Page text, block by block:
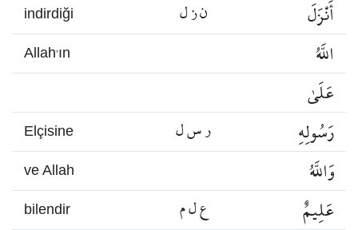
indirdiği ن ز ل أَنْزَلَ
Allah’ın
اللَّهُ
عَلَىٰ
Elçisine ر س ل رَسُولِهِ
ve Allah وَاللَّهُ
bilendir ع ل م عَلِيمٌ